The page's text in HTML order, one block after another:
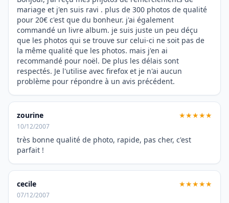
mariage et j'en suis ravi . plus de 300 photos de qualité
pour 20€ c'est que du bonheur. j'ai également
commandé un livre album. je suis juste un peu déçu
que les photos qui se trouve sur celui-ci ne soit pas de
la même qualité que les photos. mais j'en ai
recommandé pour noël. De plus les délais sont
respectés. Je l'utilise avec firefox et je n'ai aucun
problème pour répondre à un avis précédent.
zourine ★★★★★
10/12/2007
très bonne qualité de photo, rapide, pas cher, c'est
parfait !
cecile ★★★★★
07/12/2007